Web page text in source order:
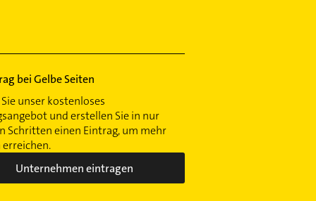
bei Gelbe Seiten
unser kostenloses
und erstellen Sie in nur
Schritten einen Eintrag, um mehr
erreichen.
Unternehmen eintragen